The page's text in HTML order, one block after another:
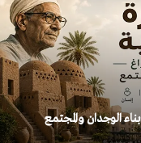
الوجدان والمجتمع